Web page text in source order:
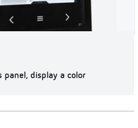
panel, display a color